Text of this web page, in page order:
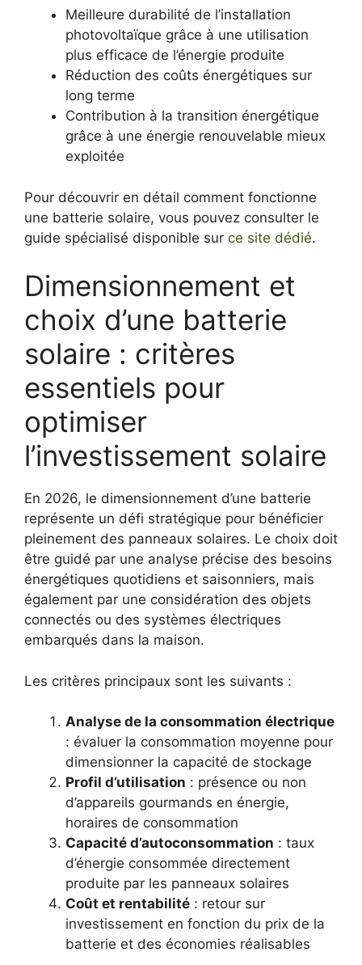
Meilleure durabilité de l’installation
photovoltaïque grâce à une utilisation
plus efficace de l’énergie produite
Réduction des coûts énergétiques sur
long terme
Contribution à la transition énergétique
grâce à une énergie renouvelable mieux
exploitée
Pour découvrir en détail comment fonctionne
une batterie solaire, vous pouvez consulter le
guide spécialisé disponible sur ce site dédié.
Dimensionnement et
choix d’une batterie
solaire : critères
essentiels pour
optimiser
l’investissement solaire
En 2026, le dimensionnement d’une batterie
représente un défi stratégique pour bénéficier
pleinement des panneaux solaires. Le choix doit
être guidé par une analyse précise des besoins
énergétiques quotidiens et saisonniers, mais
également par une considération des objets
connectés ou des systèmes électriques
embarqués dans la maison.
Les critères principaux sont les suivants :
Analyse de la consommation électrique
: évaluer la consommation moyenne pour
dimensionner la capacité de stockage
Profil d’utilisation : présence ou non
d’appareils gourmands en énergie,
horaires de consommation
Capacité d’autoconsommation : taux
d’énergie consommée directement
produite par les panneaux solaires
Coût et rentabilité : retour sur
investissement en fonction du prix de la
batterie et des économies réalisables